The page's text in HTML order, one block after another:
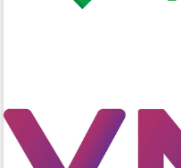
Lấy ý kiến điều chỉnh Quy hoạch tỉnh
Đắk Lắk nỗ lực thúc đẩy tăng trưởng
kinh tế từ 10% trở lên trong Quý
II/2026